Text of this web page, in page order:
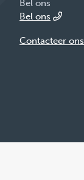
Bel ons
Bel ons
Contacteer ons